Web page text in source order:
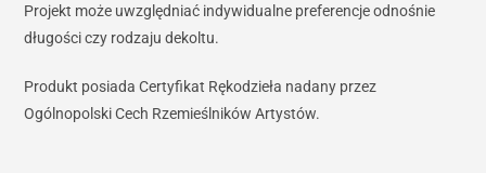
Projekt może uwzględniać indywidualne preferencje odnośnie
długości czy rodzaju dekoltu.
Produkt posiada Certyfikat Rękodzieła nadany przez
Ogólnopolski Cech Rzemieślników Artystów.